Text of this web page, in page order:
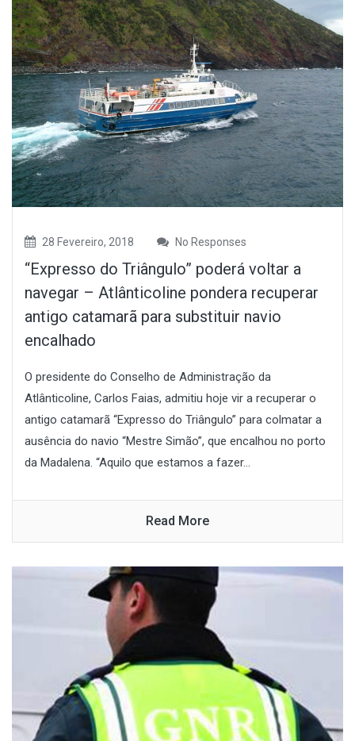
28 Fevereiro, 2018 No Responses
“Expresso do Triângulo” poderá voltar a
navegar – Atlânticoline pondera recuperar
antigo catamarã para substituir navio
encalhado
O presidente do Conselho de Administração da
Atlânticoline, Carlos Faias, admitiu hoje vir a recuperar o
antigo catamarã “Expresso do Triângulo” para colmatar a
ausência do navio “Mestre Simão”, que encalhou no porto
da Madalena. “Aquilo que estamos a fazer...
Read More